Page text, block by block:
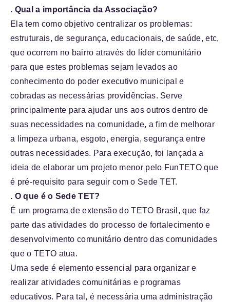
. Qual a importância da Associação?
Ela tem como objetivo centralizar os problemas:
estruturais, de segurança, educacionais, de saúde, etc,
que ocorrem no bairro através do líder comunitário
para que estes problemas sejam levados ao
conhecimento do poder executivo municipal e
cobradas as necessárias providências. Serve
principalmente para ajudar uns aos outros dentro de
suas necessidades na comunidade, a fim de melhorar
a limpeza urbana, esgoto, energia, segurança entre
outras necessidades. Para execução, foi lançada a
ideia de elaborar um projeto menor pelo FunTETO que
é pré-requisito para seguir com o Sede TET.
. O que é o Sede TET?
É um programa de extensão do TETO Brasil, que faz
parte das atividades do processo de fortalecimento e
desenvolvimento comunitário dentro das comunidades
que o TETO atua.
Uma sede é elemento essencial para organizar e
realizar atividades comunitárias e programas
educativos. Para tal, é necessária uma administração